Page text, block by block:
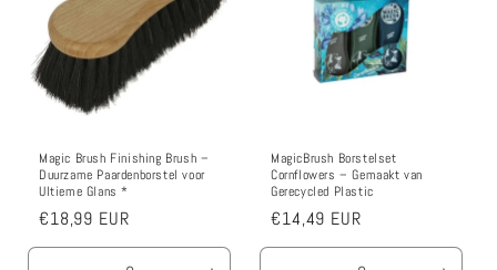
Magic Brush Finishing Brush –
Duurzame Paardenborstel voor
Ultieme Glans *
Normale
prijs
€18,99 EUR
MagicBrush Borstelset
Cornflowers – Gemaakt van
Gerecycled Plastic
Normale
prijs
€14,49 EUR